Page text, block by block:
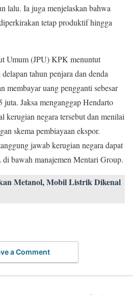
lalu. Ia juga menjelaskan bahwa
tetap produktif hingga
Umum (JPU) KPK menuntut
tahun penjara dan denda
membayar uang pengganti sebesar
Jaksa menganggap Hendarto
kerugian negara tersebut dan menilai
skema pembiayaan ekspor.
jawab kerugian negara dapat
bawah manajemen Mentari Group.
Metanol, Mobil Listrik Dikenal
a Comment